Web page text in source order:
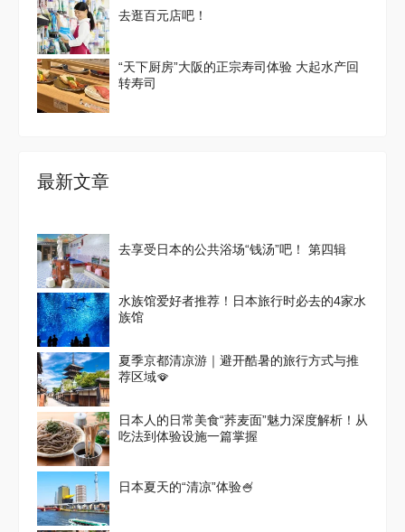
去逛百元店吧！
“天下厨房”大阪的正宗寿司体验 大起水产回
转寿司
最新文章
去享受日本的公共浴场“钱汤”吧！ 第四辑
水族馆爱好者推荐！日本旅行时必去的4家水
族馆
夏季京都清凉游｜避开酷暑的旅行方式与推
荐区域🪭
日本人的日常美食“荞麦面”魅力深度解析！从
吃法到体验设施一篇掌握
日本夏天的“清凉”体验🍧